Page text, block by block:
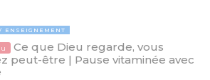
ENSEIGNEMENT
Ce que Dieu regarde, vous
peut-être | Pause vitaminée avec